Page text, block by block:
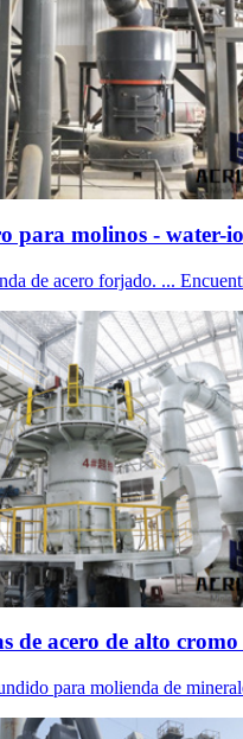
para molinos - water-
de acero forjado. ...
de acero de alto cromo
para molienda de